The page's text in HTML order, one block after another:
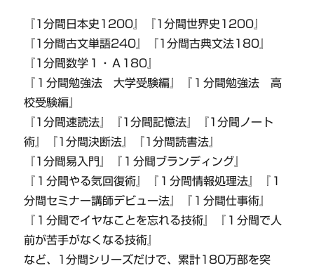
『1分間日本史1200』『1分間世界史1200』
『1分間古文単語240』『1分間古典文法180』
『1分間数学１・Ａ180』
『１分間勉強法 大学受験編』『１分間勉強法 高
校受験編』
『1分間速読法』『1分間記憶法』『1分間ノート
術』『1分間決断法』『1分間読書法』
『1分間易入門』『１分間ブランディング』
『１分間やる気回復術』『１分間情報処理法』『１
分間セミナー講師デビュー法』『１分間仕事術』
『１分間でイヤなことを忘れる技術』『１分間で人
前が苦手がなくなる技術』
など、1分間シリーズだけで、累計180万部を突